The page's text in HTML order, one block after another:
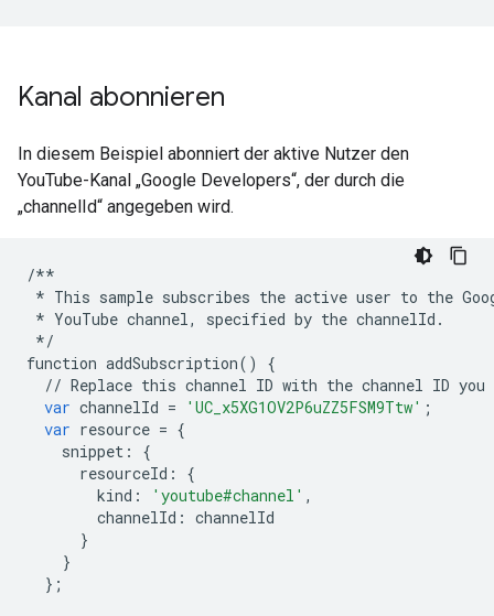
Kanal abonnieren
In diesem Beispiel abonniert der aktive Nutzer den
YouTube-Kanal „Google Developers“, der durch die
„channelId“ angegeben wird.
/**
* This sample subscribes the active user to the
* YouTube channel, specified by the channelId .
*/
function addSubscription()
{
// Replace this channel ID with the channel ID you
var channelId = 'UC_x5XG1OV2P6uZZ5FSM9Ttw' ;
var resource = {
snippet :
{
resourceId :
{
kind : 'youtube#channel' ,
channelId : channelId
}
}
};